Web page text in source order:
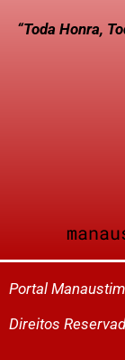
“Toda Honra,
Portal
Direitos